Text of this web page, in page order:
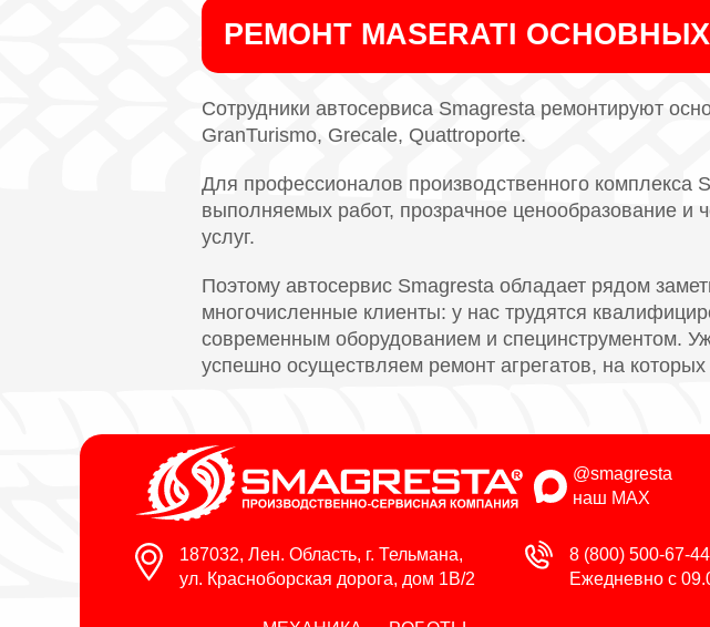
РЕМОНТ MASERATI
Сотрудники автосервиса Smagresta ремонтируют
GranTurismo, Grecale, Quattroporte.
Для профессионалов производственного комплекса
выполняемых работ, прозрачное ценообразование и
услуг.
Поэтому автосервис Smagresta обладает рядом
многочисленные клиенты: у нас трудятся
современным оборудованием и специнструментом.
успешно осуществляем ремонт агрегатов, на
@smagresta
наш MAX
187032, Лен. Область, г. Тельмана,
ул. Красноборская дорога, дом 1В/2
8 (800) 500-67-44
Ежедневно с